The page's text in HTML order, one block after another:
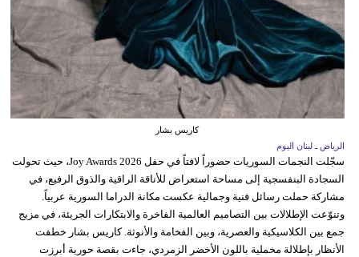
كاريس بشار
الرياض ـ لبنان اليوم
سجّلت النجمات السوريات حضوراً لافتاً في حفل Joy Awards 2026، حيث تحولت
السجادة البنفسجية إلى مساحة استعراض للأناقة الراقية والذوق الرفيع، في
مشاركة حملت رسائل فنية وجمالية عكست مكانة الدراما السورية عربياً.
وتنوّعت الإطلالات بين التصاميم العالمية الفاخرة والابتكارات الجريئة، في مزيج
جمع بين الكلاسيكية والعصرية، وبين الفخامة والأنوثة. كاريس بشار خطفت
الأنظار بإطلالة مخملية باللون الأخضر الزمردي، جاءت بقصة حورية أبرزت